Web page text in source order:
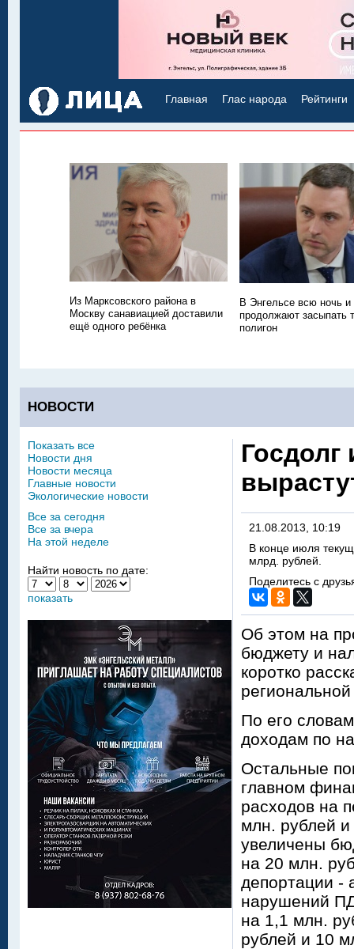
Главная Глас народа Рейтинги
Из Марксовского района в
Москву санавиацией доставили
ещё одного ребёнка
В Энгельсе всю ночь и
продолжают засыпать
полигон
НОВОСТИ
21.08.2013, 10:19
В конце июля
млрд. рублей.
Поделитесь с
Об этом на
бюджету и
коротко
По его
доходам по
Остальные
главном
расходов на
млн. рублей и
увеличены
на 20 млн.
депортации -
нарушений
на 1,1 млн.
рублей и 10
Показать все
Новости дня
Новости месяца
Главные новости
Экологические новости
Все за сегодня
Все за вчера
На этой неделе
Найти новость по дате:
показать